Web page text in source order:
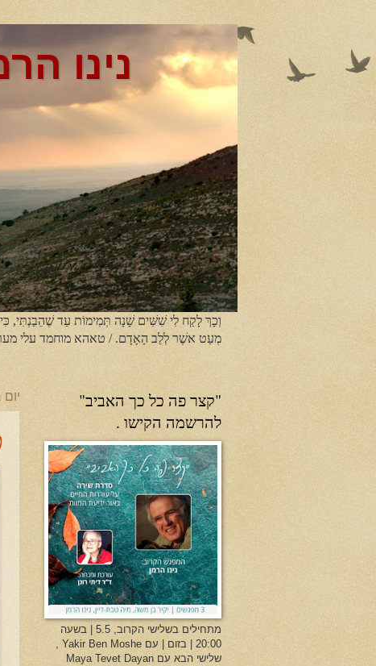
נינו
וְכָךְ לָקַח לִי שִׁשִּׁים שָׁנָה תְּמִימוֹת עַד שֶׁהֵבַנְתִּי,
מְעַט אשֶׁר לְלֵב הָאָדָם. / טאהא מוחמד עלי
יום
"קצר פה כל כך האביב"
להרשמה הקישו .
מתחילים בשלישי הקרוב, 5.5 | בשעה
20:00 | בזום | עם Yakir Ben Moshe ,
שלישי הבא עם Maya Tevet Dayan